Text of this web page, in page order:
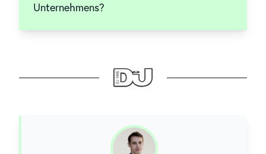
Unternehmens?